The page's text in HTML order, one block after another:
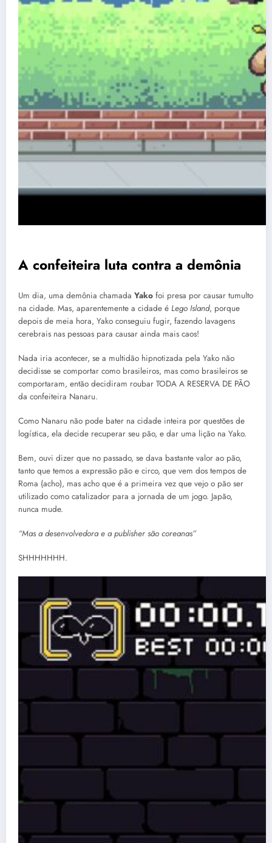
A confeiteira luta contra a demônia
Um dia, uma demônia chamada Yako foi presa por causar tumulto
na cidade. Mas, aparentemente a cidade é Lego Island, porque
depois de meia hora, Yako conseguiu fugir, fazendo lavagens
cerebrais nas pessoas para causar ainda mais caos!
Nada iria acontecer, se a multidão hipnotizada pela Yako não
decidisse se comportar como brasileiros, mas como brasileiros se
comportaram, então decidiram roubar TODA A RESERVA DE PÃO
da confeiteira Nanaru.
Como Nanaru não pode bater na cidade inteira por questões de
logística, ela decide recuperar seu pão, e dar uma lição na Yako.
Bem, ouvi dizer que no passado, se dava bastante valor ao pão,
tanto que temos a expressão pão e circo, que vem dos tempos de
Roma (acho), mas acho que é a primeira vez que vejo o pão ser
utilizado como catalizador para a jornada de um jogo. Japão,
nunca mude.
“Mas a desenvolvedora e a publisher são coreanas”
SHHHHHHH.